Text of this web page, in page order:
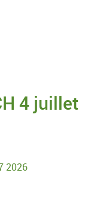
4 juillet
2026